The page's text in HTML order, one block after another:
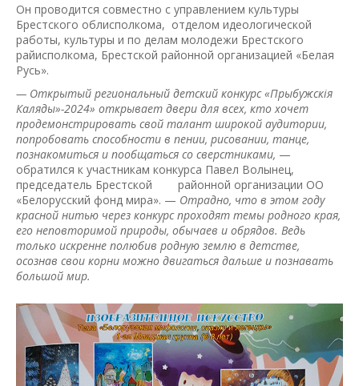
Он проводится совместно с управлением культуры
Брестского облисполкома, отделом идеологической
работы, культуры и по делам молодежи Брестского
райисполкома, Брестской районной организацией «Белая
Русь».
— Открытый региональный детский конкурс «Прыбужскiя
Каляды»-2024» открывает двери для всех, кто хочет
продемонстрировать свой талант широкой аудитории,
попробовать способности в пении, рисовании, танце,
познакомиться и пообщаться со сверстниками, —
обратился к участникам конкурса Павел Волынец,
председатель Брестской районной организации ОО
«Белорусский фонд мира». — Отрадно, что в этом году
красной нитью через конкурс проходят темы родного края,
его неповторимой природы, обычаев и обрядов. Ведь
только искренне полюбив родную землю в детстве,
осознав свои корни можно двигаться дальше и познавать
большой мир.